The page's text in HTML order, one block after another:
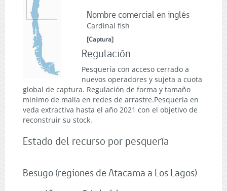
Nombre comercial en inglés
Cardinal fish
[Captura]
Regulación
Pesquería con acceso cerrado a
nuevos operadores y sujeta a cuota
global de captura. Regulación de forma y tamaño
mínimo de malla en redes de arrastre.Pesquería en
veda extractiva hasta el año 2021 con el objetivo de
reconstruir su stock.
Estado del recurso por pesquería
Besugo (regiones de Atacama a Los Lagos)